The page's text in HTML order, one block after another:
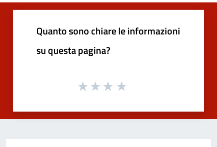
Quanto sono chiare le informazioni
su questa pagina?